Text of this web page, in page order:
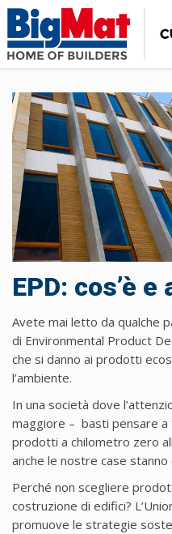
EPD: cos’è
Avete mai letto da qualche
di Environmental Product
che si danno ai prodotti
l’ambiente.
In una società dove
maggiore – basti pensare
prodotti a chilometro zero
anche le nostre case
Perché non scegliere
costruzione di edifici?
promuove le strategie